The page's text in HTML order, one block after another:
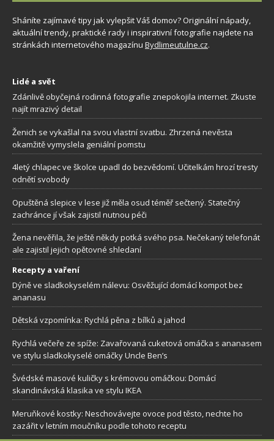
Sháníte zajímavé tipy jak vylepšit Váš domov? Originální nápady,
aktuální trendy, praktické rady i inspirativní fotografie najdete na
stránkách internetového magazínu Bydlimeutulne.cz.
Lidé a svět
Zdánlivě obyčejná rodinná fotografie znepokojila internet. Zkuste
najít mrazivý detail
Ženich se vykašlal na svou vlastní svatbu. Zhrzená nevěsta
okamžitě vymyslela geniální pomstu
4letý chlapec ve školce upadl do bezvědomí. Učitelkám hrozí tresty
odnětí svobody
Opuštěná slepice v lese již měla osud téměř sečtený. Statečný
zachránce jí však zajistil nutnou péči
Žena nevěřila, že ještě někdy potká svého psa. Nečekaný telefonát
ale zajistil jejich opětovné shledaní
Recepty a vaření
Dýně ve sladkokyselém nálevu: Osvěžující domácí kompot bez
ananasu
Dětská vzpomínka: Rychlá pěna z bílků a jahod
Rychlá večeře ze spíže: Zavařovaná cuketová omáčka s ananasem
ve stylu sladkokyselé omáčky Uncle Ben’s
Švédské masové kuličky s krémovou omáčkou: Domácí
skandinávská klasika ve stylu IKEA
Meruňkové kostky: Neschovávejte ovoce pod těsto, nechte ho
zazářit v letním moučníku podle tohoto receptu